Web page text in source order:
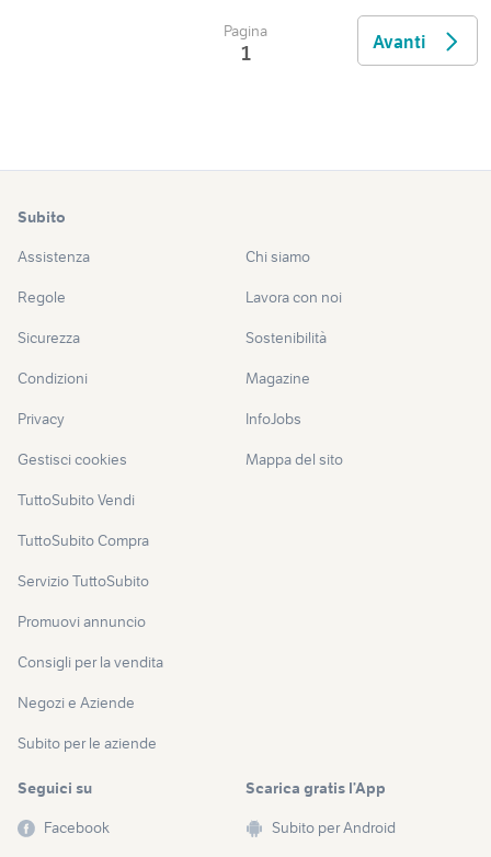
Pagina
1 Avanti
Subito
Assistenza
Regole
Sicurezza
Condizioni
Privacy
Gestisci cookies
TuttoSubito Vendi
TuttoSubito Compra
Servizio TuttoSubito
Promuovi annuncio
Consigli per la vendita
Negozi e Aziende
Subito per le aziende
Chi siamo
Lavora con noi
Sostenibilità
Magazine
InfoJobs
Mappa del sito
Seguici su
Facebook
Scarica gratis l’App
Subito per Android